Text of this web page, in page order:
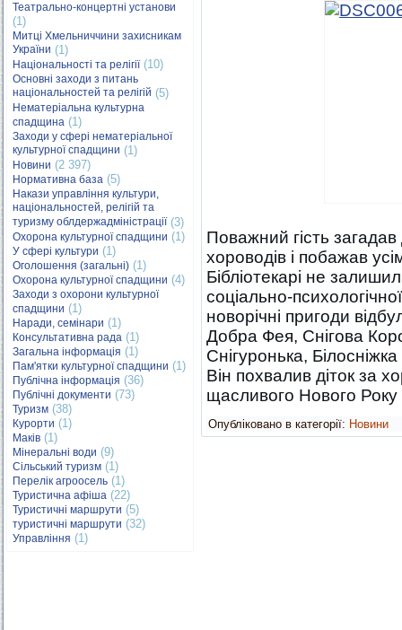
Театрально-концертні установи
(1)
Митці Хмельниччини захисникам
України (1)
Національності та релігії(10)
Основні заходи з питань
національностей та релігій (5)
Нематеріальна культурна
спадщина (1)
Заходи у сфері нематеріальної
культурної спадщини (1)
Новини (2 397)
Нормативна база (5)
Накази управління культури,
національностей, релігій та
туризму облдержадміністрації(3)
Охорона культурної спадщини (1)
У сфері культури (1)
Оголошення (загальні) (1)
Охорона культурної спадщини (4)
Заходи з охорони культурної
спадщини (1)
Наради, семінари (1)
Консультативна рада (1)
Загальна інформація (1)
Пам'ятки культурної спадщини (1)
Публічна інформація (36)
Публічні документи (73)
Туризм (38)
Курорти (1)
Маків (1)
Мінеральні води (9)
Сільський туризм (1)
Перелік агроосель (1)
Туристична афіша (22)
Туристичні маршрути (5)
туристичні маршрути (32)
Управління (1)
Поважний гість
хороводів і побажав
Бібліотекарі не
соціально-
новорічні пригоди
Добра Фея, Снігова
Снігуронька,
Він похвалив діток за
щасливого Нового Року
Опубліковано в категорії: Новини